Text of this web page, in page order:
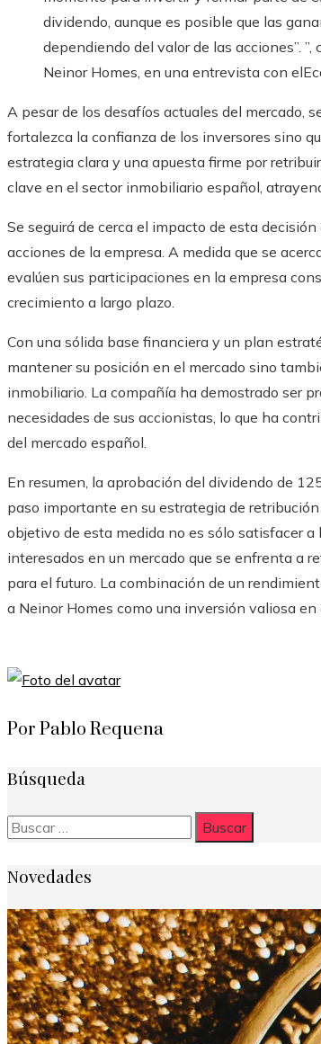
dividendo, aunque es posible que las
dependiendo del valor de las acciones”.
Neinor Homes, en una entrevista con
A pesar de los desafíos actuales del mercado,
fortalezca la confianza de los inversores sino
estrategia clara y una apuesta firme por
clave en el sector inmobiliario español,
Se seguirá de cerca el impacto de esta
acciones de la empresa. A medida que se
evalúen sus participaciones en la empresa
crecimiento a largo plazo.
Con una sólida base financiera y un plan
mantener su posición en el mercado sino
inmobiliario. La compañía ha demostrado ser
necesidades de sus accionistas, lo que ha
del mercado español.
En resumen, la aprobación del dividendo de
paso importante en su estrategia de
objetivo de esta medida no es sólo satisfacer
interesados ​​en un mercado que se enfrenta a
para el futuro. La combinación de un
a Neinor Homes como una inversión valiosa
Por Pablo Requena
Búsqueda
Buscar:
Novedades